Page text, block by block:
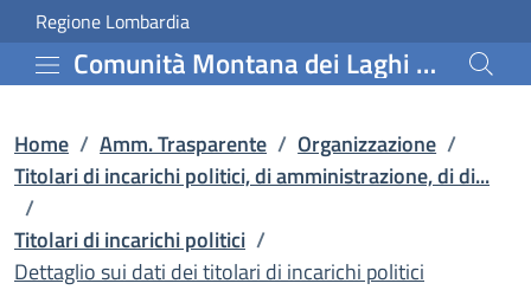
Vai al contenuto principale
Dettaglio sui dati dei
Regione Lombardia
Comunità Montana dei Laghi Bergamaschi
Home / Amm. Trasparente / Organizzazione /
Titolari di incarichi politici, di amministrazione, di di...
/
Titolari di incarichi politici /
Dettaglio sui dati dei titolari di incarichi politici